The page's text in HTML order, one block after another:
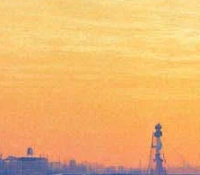
печати
16 мая 2014 года на 58-ом
им. Г.А. Товстоногова